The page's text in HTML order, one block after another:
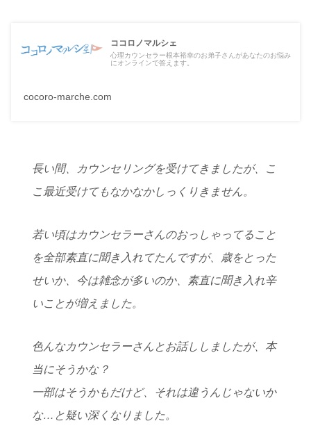
ココロノマルシェ
心理カウンセラー根本裕幸のお弟子さんがあなたのお悩み
にオンラインで答えます。
cocoro-marche.com
長い間、カウンセリングを受けてきましたが、こ
こ最近受けてもなかなかしっくりきません。
若い頃はカウンセラーさんのおっしゃってること
を全部素直に聞き入れてたんですが、歳をとった
せいか、今は雑念が多いのか、素直に聞き入れ辛
いことが増えました。
色んなカウンセラーさんとお話ししましたが、本
当にそうかな？
一部はそうかもだけど、それは違うんじゃないか
な…と疑い深くなりました。